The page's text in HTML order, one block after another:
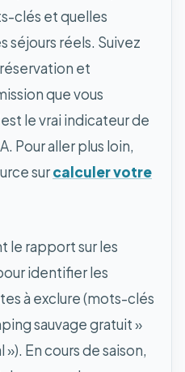
clés et quelles
séjours réels. Suivez
et
que vous
le vrai indicateur de
Pour aller plus loin,
surcalculer votre
le rapport sur les
identifier les
à exclure (mots-clés
sauvage gratuit »
En cours de saison,